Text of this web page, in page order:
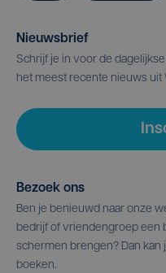
Nieuwsbrief
Schrijf je in voor de
het meest recente nieuws uit
Bezoek ons
Ben je benieuwd naar onze
bedrijf of vriendengroep een
schermen brengen? Dan
boeken.